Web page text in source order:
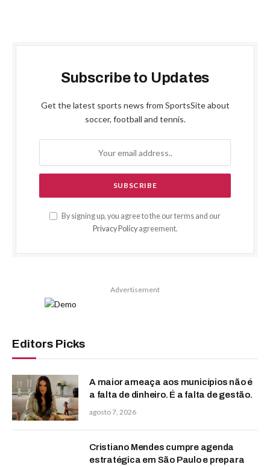
Subscribe to Updates
Get the latest sports news from SportsSite about
soccer, football and tennis.
By signing up, you agree to the our terms and our
Privacy Policyagreement.
Advertisement
Editors Picks
A maior ameaça aos municípios não é
a falta de dinheiro. É a falta de gestão.
agosto 7, 2026
Cristiano Mendes cumpre agenda
estratégica em São Paulo e prepara